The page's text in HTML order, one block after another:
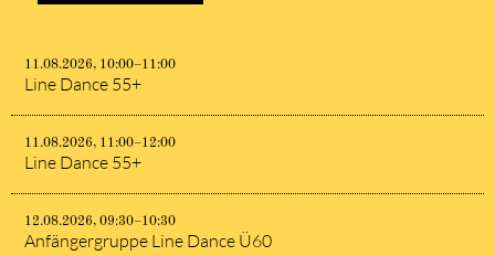
11.08.2026, 10:00–11:00
Line Dance 55+
11.08.2026, 11:00–12:00
Line Dance 55+
12.08.2026, 09:30–10:30
Anfängergruppe Line Dance Ü60